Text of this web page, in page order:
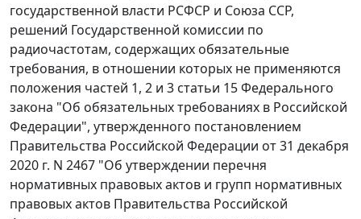
государственной власти РСФСР и Союза ССР,
решений Государственной комиссии по
радиочастотам, содержащих обязательные
требования, в отношении которых не применяются
положения частей 1, 2 и 3 статьи 15 Федерального
закона "Об обязательных требованиях в Российской
Федерации", утвержденного постановлением
Правительства Российской Федерации от 31 декабря
2020 г. N 2467 "Об утверждении перечня
нормативных правовых актов и групп нормативных
правовых актов Правительства Российской